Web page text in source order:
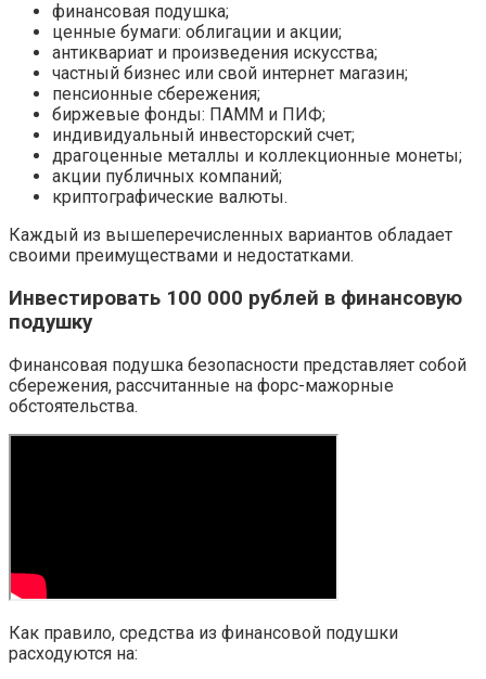
финансовая подушка;
ценные бумаги: облигации и акции;
антиквариат и произведения искусства;
частный бизнес или свой интернет магазин;
пенсионные сбережения;
биржевые фонды: ПАММ и ПИФ;
индивидуальный инвесторский счет;
драгоценные металлы и коллекционные монеты;
акции публичных компаний;
криптографические валюты.
Каждый из вышеперечисленных вариантов обладает
своими преимуществами и недостатками.
Инвестировать 100 000 рублей в финансовую
подушку
Финансовая подушка безопасности представляет собой
сбережения, рассчитанные на форс-мажорные
обстоятельства.
Как правило, средства из финансовой подушки
расходуются на: